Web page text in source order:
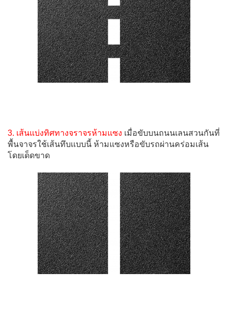
3. เส้นแบ่งทิศทางจราจรห้ามแซง เมื่อขับบนถนนเลนสวนกันที่
พื้นจาจรใช้เส้นทึบเเบบนี้ ห้ามแซงหรือขับรถผ่านคร่อมเส้น
โดยเด็ดขาด